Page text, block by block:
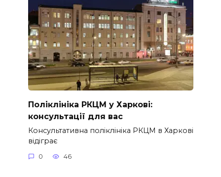
Поліклініка РКЦМ у Харкові:
консультації для вас
Консультативна поліклініка РКЦМ в Харкові
відіграє
0 46